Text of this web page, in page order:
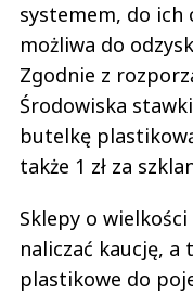
systemem, do ich
możliwa do
Zgodnie z
Środowiska
butelkę
także 1 zł za
Sklepy o
naliczać kaucję,
plastikowe do